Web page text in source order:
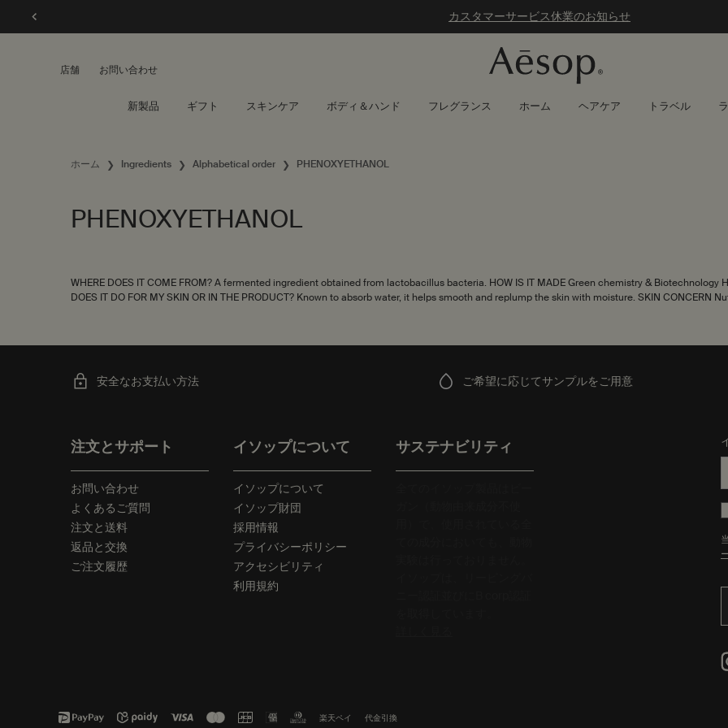
カスタマーサービス休業のお知らせ
店舗 お問い合わせ
新製品 ギフト スキンケア ボディ＆ハンド フレグランス ホーム ヘアケア トラベル
ホーム Ingredients Alphabetical order PHENOXYETHANOL
PHENOXYETHANOL
WHERE DOES IT COME FROM? A fermented ingredient obtained from lactobacillus bacteria. HOW IS IT MADE Green chemistry & Biotechnology
DOES IT DO FOR MY SKIN OR IN THE PRODUCT? Known to absorb water, it helps smooth and replump the skin with moisture. SKIN CONCERN
安全なお支払い方法 ご希望に応じてサンプルをご用意
注文とサポート
お問い合わせ
よくあるご質問
注文と送料
返品と交換
ご注文履歴
イソップについて
イソップについて
イソップ財団
採用情報
プライバシーポリシー
アクセシビリティ
利用規約
サステナビリティ
楽天ペイ 代金引換